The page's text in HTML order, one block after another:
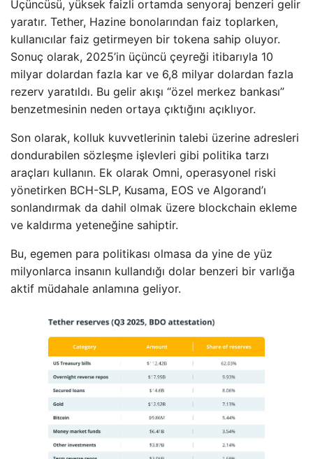
Üçüncüsü, yüksek faizli ortamda senyoraj benzeri gelir
yaratır. Tether, Hazine bonolarından faiz toplarken,
kullanıcılar faiz getirmeyen bir tokena sahip oluyor.
Sonuç olarak, 2025’in üçüncü çeyreği itibarıyla 10
milyar dolardan fazla kar ve 6,8 milyar dolardan fazla
rezerv yaratıldı. Bu gelir akışı “özel merkez bankası”
benzetmesinin neden ortaya çıktığını açıklıyor.
Son olarak, kolluk kuvvetlerinin talebi üzerine adresleri
dondurabilen sözleşme işlevleri gibi politika tarzı
araçları kullanın. Ek olarak Omni, operasyonel riski
yönetirken BCH-SLP, Kusama, EOS ve Algorand’ı
sonlandırmak da dahil olmak üzere blockchain ekleme
ve kaldırma yeteneğine sahiptir.
Bu, egemen para politikası olmasa da yine de yüz
milyonlarca insanın kullandığı dolar benzeri bir varlığa
aktif müdahale anlamına geliyor.